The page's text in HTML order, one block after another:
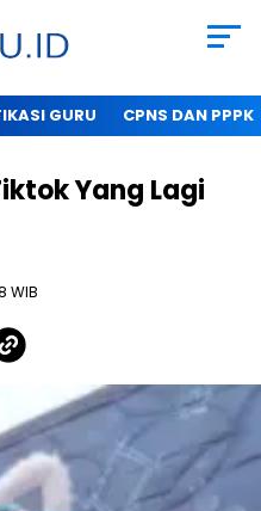
GURU CPNS DAN PPPK
Yang Lagi
WIB